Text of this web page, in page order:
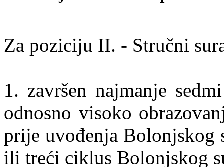
Za poziciju II. - Stručni
1. završen najmanje
odnosno visoko
prije uvođenja Bolonjskog
ili treći ciklus Bolonjskog